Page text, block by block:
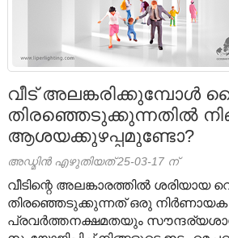
വീട് അലങ്കരിക്കുമ്പോൾ
തിരഞ്ഞെടുക്കുന്നതിൽ
ആശയക്കുഴപ്പമുണ്ടോ?
അഡ്മിൻ എഴുതിയത് 25-03-17 ന്
വീടിന്റെ അലങ്കാരത്തിൽ ശരിയായ
തിരഞ്ഞെടുക്കുന്നത് ഒരു
പ്രവർത്തനക്ഷമതയും